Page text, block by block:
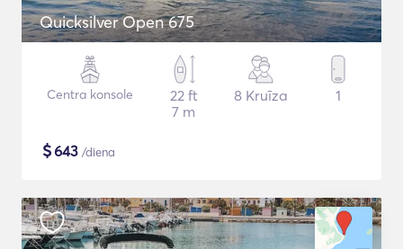
Quicksilver Open 675
Centra konsole
22 ft
7 m
8 Kruīza 1
$643 /diena